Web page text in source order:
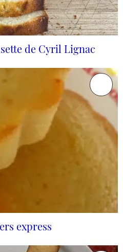
de Cyril Lignac
express